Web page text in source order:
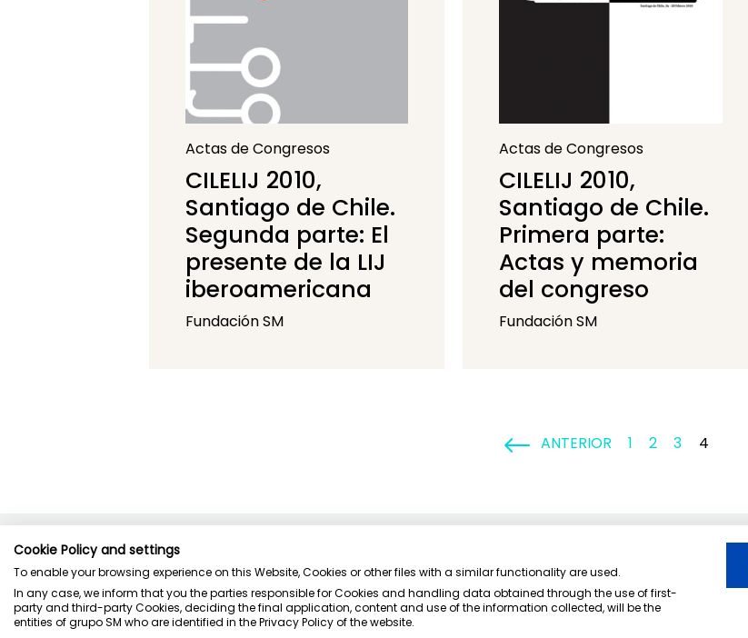
Actas de Congresos
CILELIJ 2010,
Santiago de Chile.
Segunda parte: El
presente de la LIJ
iberoamericana
Fundación SM
Actas de Congresos
CILELIJ 2010,
Santiago de Chile.
Primera parte:
Actas y memoria
del congreso
Fundación SM
ANTERIOR 1 2 3 4
Cookie Policy and settings
To enable your browsing experience on this Website, Cookies or other files with a similar functionality are used.
In any case, we inform that you the parties responsible for Cookies and handling data obtained through the use of first-
party and third-party Cookies, deciding the final application, content and use of the information collected, will be the
entities of grupo SM who are identified in the Privacy Policy of the website.